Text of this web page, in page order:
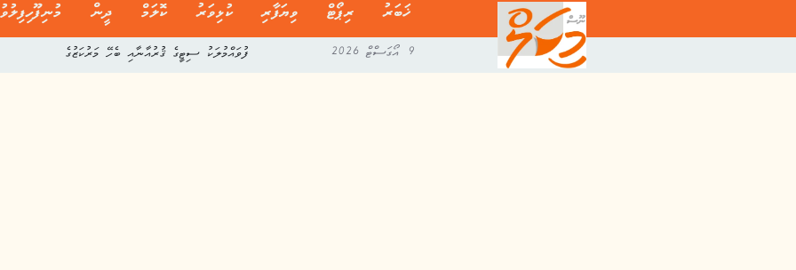
ޚަބަރު ރިޕޯޓް ވިޔަފާރި ކުޅިވަރު ކޮލަމް ދީން
9 އޯގަސްޓް 2026 ފުވައްމުލަކު ސިޓީގެ ޤުރުއާނާއި ބެހޭ މަރުކަޒުގެ